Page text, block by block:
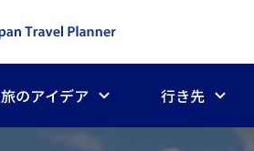
旅のアイデア 行き先